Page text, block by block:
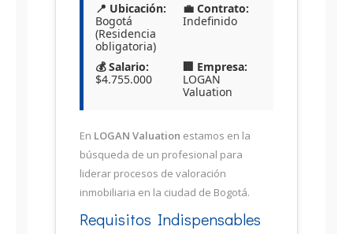
📍 Ubicación:
Bogotá
(Residencia
obligatoria)
💼 Contrato:
Indefinido
💰 Salario:
$4.755.000
🏢 Empresa:
LOGAN
Valuation
En LOGAN Valuation estamos en la
búsqueda de un profesional para
liderar procesos de valoración
inmobiliaria en la ciudad de Bogotá.
Requisitos Indispensables